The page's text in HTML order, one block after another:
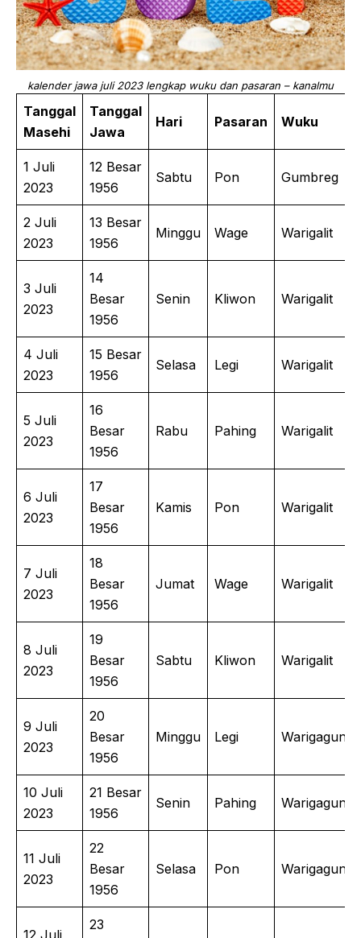
kalender jawa juli 2023 lengkap wuku dan pasaran – kanalmu
Tanggal
Masehi
Tanggal
Jawa
Hari Pasaran Wuku
1 Juli
2023
12 Besar
1956
Sabtu Pon Gumbreg
2 Juli
2023
13 Besar
1956
Minggu Wage Warigalit
3 Juli
2023
14
Besar
1956
Senin Kliwon Warigalit
4 Juli
2023
15 Besar
1956
Selasa Legi Warigalit
5 Juli
2023
16
Besar
1956
Rabu Pahing Warigalit
6 Juli
2023
17
Besar
1956
Kamis Pon Warigalit
7 Juli
2023
18
Besar
1956
Jumat Wage Warigalit
8 Juli
2023
19
Besar
1956
Sabtu Kliwon Warigalit
9 Juli
2023
20
Besar
1956
Minggu Legi Warigagung
10 Juli
2023
21 Besar
1956
Senin Pahing Warigagung
11 Juli
2023
22
Besar
1956
Selasa Pon Warigagung
12 Juli
23